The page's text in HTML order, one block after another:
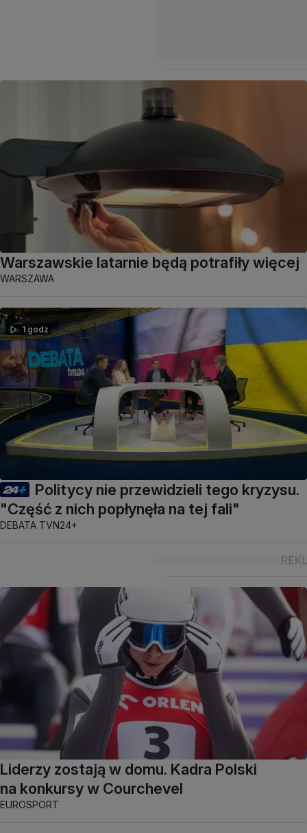
Warszawskie latarnie będą potrafiły więcej
WARSZAWA
1 godz
Politycy nie przewidzieli tego kryzysu.
"Część z nich popłynęła na tej fali"
DEBATA TVN24+
Liderzy zostają w domu. Kadra Polski
na konkursy w Courchevel
EUROSPORT